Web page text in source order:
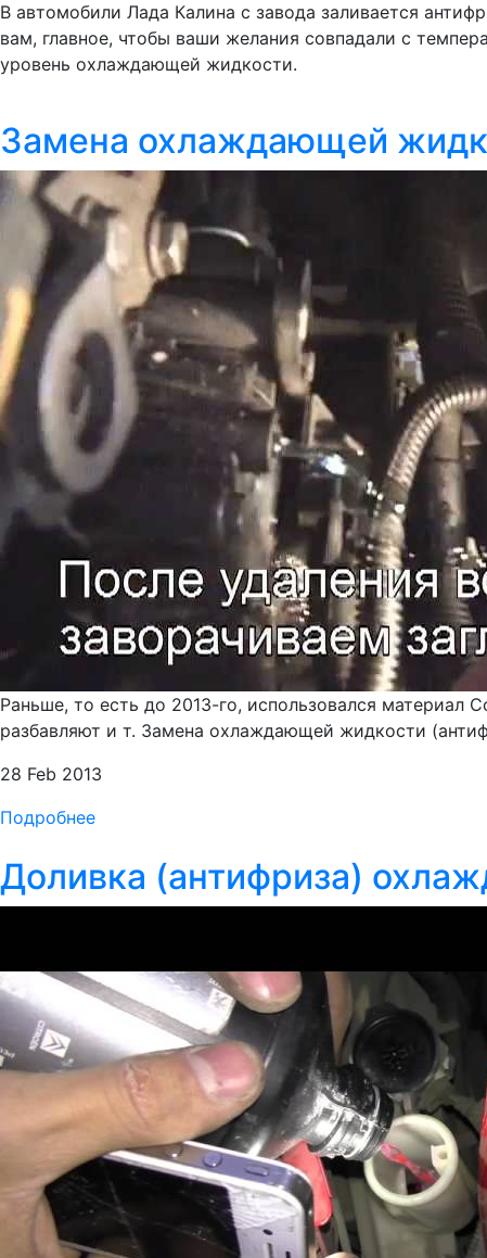
В автомобили Лада Калина с завода заливается
вам, главное, чтобы ваши желания совпадали с
уровень охлаждающей жидкости.
Замена охлаждающей
Раньше, то есть до 2013-го, использовался материал
разбавляют и т. Замена охлаждающей жидкости
28 Feb 2013
Подробнее
Доливка (антифриза)